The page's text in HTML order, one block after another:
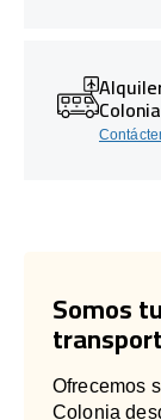
Colonia
Somos
Ofrecemos
Colonia